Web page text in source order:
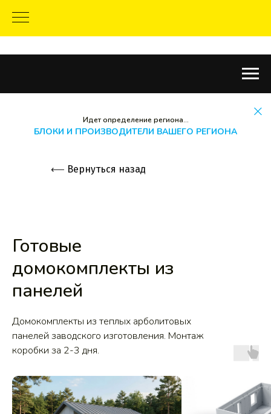
Идет определение региона...
БЛОКИ И ПРОИЗВОДИТЕЛИ ВАШЕГО РЕГИОНА
⟵ Вернуться назад
Готовые
домокомплекты из
панелей
Домокомплекты из теплых арболитовых
панелей заводского изготовления. Монтаж
коробки за 2-3 дня.